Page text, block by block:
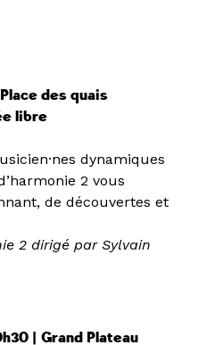
des quais
libre
dynamiques
2 vous
de découvertes et
2 dirigé par Sylvain
| Grand Plateau